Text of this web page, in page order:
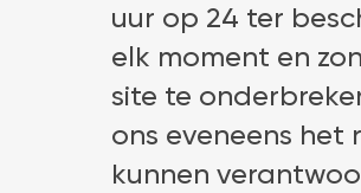
uur op 24 ter
elk moment en
site te
ons eveneens het
kunnen